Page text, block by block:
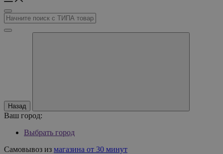
Назад
Ваш город:
Выбрать город
Самовывоз из магазина от 30 минут